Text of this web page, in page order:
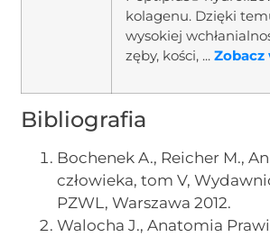
kolagenu. Dzięki
wysokiej
zęby, kości, ...Zobacz
Bibliografia
Bochenek A., Reicher M.,
człowieka, tom V,
PZWL, Warszawa 2012.
Walocha J., Anatomia